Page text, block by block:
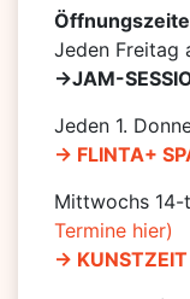
Jeden Freitag
->JAM-
Jeden 1.
-> FLINTA+
Mittwochs 14-
Termine hier)
-> KUNSTZEIT